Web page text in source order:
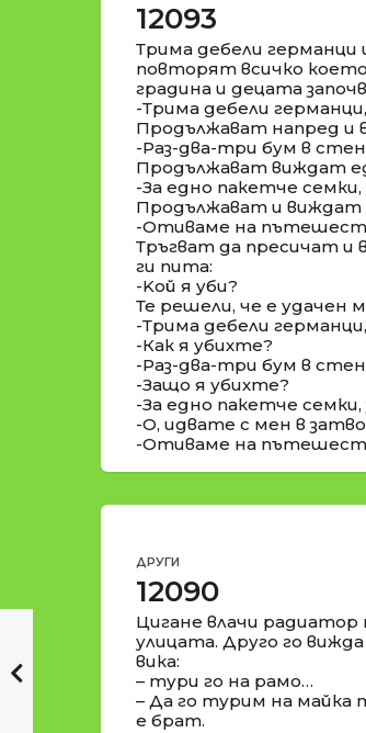
12093
Трима дебели германци
повторят всичко
градина и децата
-Трима дебели
Продължават напред и
-Раз-два-три бум в
Продължават виждат
-За едно пакетче
Продължават и виждат
-Отиваме на
Тръгват да пресичат и
ги пита:
-Koй я уби?
Те решели, че е удачен
-Трима дебели
-Как я убихте?
-Раз-два-три бум в
-Защо я убихте?
-За едно пакетче
-О, идвате с мен в
-Отиваме на
ДРУГИ
12090
Цигане влачи радиатор
улицата. Друго го
вика:
– тури го на рамо…
– Да го турим на майка
е брат.